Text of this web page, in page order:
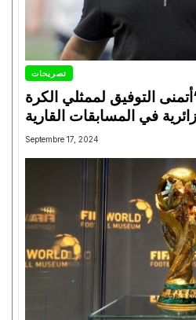
تصريحات
التوفيق لممثلي الكرة
Septembre 17, 2024